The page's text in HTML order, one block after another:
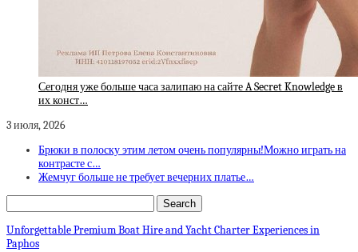
Сегодня уже больше часа залипаю на сайте A Secret Knowledge в
их конст…
3 июля, 2026
Брюки в полоску этим летом очень популярны!Можно играть на
контрасте с…
Жемчуг больше не требует вечерних платье…
Unforgettable Premium Boat Hire and Yacht Charter Experiences in
Paphos